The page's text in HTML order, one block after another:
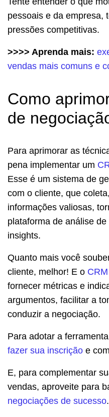
pessoais e da empresa,
pressões competitivas.
>>>> Aprenda mais:
vendas mais comuns e
Como
de
Para aprimorar as
pena implementar um
Esse é um sistema de
com o cliente, que
informações valiosas,
plataforma de análise
insights.
Quanto mais você
cliente, melhor! E o
fornecer métricas e
argumentos, facilitar a
conduzir a negociação.
Para adotar a
fazer sua inscrição e
E, para complementar
vendas, aproveite para
negociações de sucesso